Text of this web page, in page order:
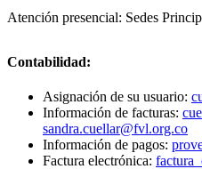
Atención presencial: Sedes
Contabilidad:
Asignación de su usuario:
Información de facturas:
sandra.cuellar@fvl.org.co
Información de pagos:
Factura electrónica: